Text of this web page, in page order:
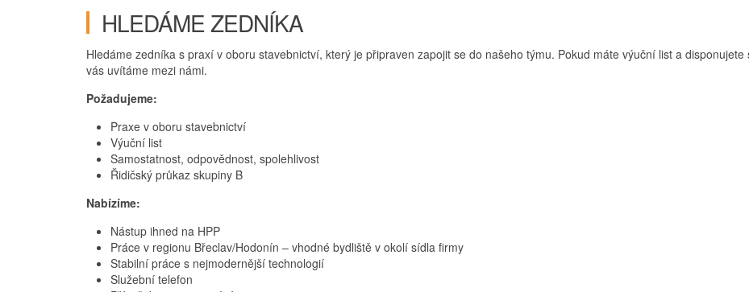
HLEDÁME ZEDNÍKA
Hledáme zedníka s praxí v oboru stavebnictví, který je připraven zapojit se do našeho týmu. Pokud máte výuční list a
vás uvítáme mezi námi.
Požadujeme:
Praxe v oboru stavebnictví
Výuční list
Samostatnost, odpovědnost, spolehlivost
Řidičský průkaz skupiny B
Nabízíme:
Nástup ihned na HPP
Práce v regionu Břeclav/Hodonín – vhodné bydliště v okolí sídla firmy
Stabilní práce s nejmodernější technologií
Služební telefon